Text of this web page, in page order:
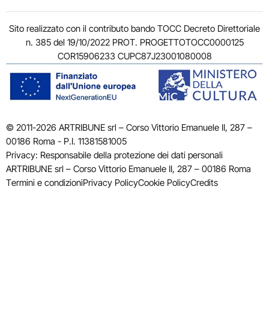
Sito realizzato con il contributo bando TOCC Decreto Direttoriale
n. 385 del 19/10/2022 PROT. PROGETTOTOCC0000125
COR15906233 CUPC87J23001080008
© 2011-2026 ARTRIBUNE srl – Corso Vittorio Emanuele II, 287 –
00186 Roma - P.I. 11381581005
Privacy: Responsabile della protezione dei dati personali
ARTRIBUNE srl – Corso Vittorio Emanuele II, 287 – 00186 Roma
Termini e condizioniPrivacy PolicyCookie PolicyCredits